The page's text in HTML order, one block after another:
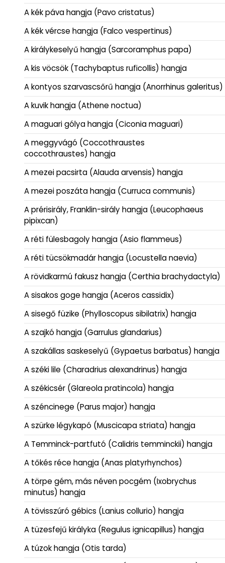
A kék páva hangja (Pavo cristatus)
A kék vércse hangja (Falco vespertinus)
A királykeselyű hangja (Sarcoramphus papa)
A kis vöcsök (Tachybaptus ruficollis) hangja
A kontyos szarvascsőrű hangja (Anorrhinus galeritus)
A kuvik hangja (Athene noctua)
A maguari gólya hangja (Ciconia maguari)
A meggyvágó (Coccothraustes
coccothraustes) hangja
A mezei pacsirta (Alauda arvensis) hangja
A mezei poszáta hangja (Curruca communis)
A prérisirály, Franklin-sirály hangja (Leucophaeus
pipixcan)
A réti fülesbagoly hangja (Asio flammeus)
A réti tücsökmadár hangja (Locustella naevia)
A rövidkarmú fakusz hangja (Certhia brachydactyla)
A sisakos goge hangja (Aceros cassidix)
A sisegő füzike (Phylloscopus sibilatrix) hangja
A szajkó hangja (Garrulus glandarius)
A szakállas saskeselyű (Gypaetus barbatus) hangja
A széki lile (Charadrius alexandrinus) hangja
A székicsér (Glareola pratincola) hangja
A széncinege (Parus major) hangja
A szürke légykapó (Muscicapa striata) hangja
A Temminck-partfutó (Calidris temminckii) hangja
A tőkés réce hangja (Anas platyrhynchos)
A törpe gém, más néven pocgém (Ixobrychus
minutus) hangja
A tövisszúró gébics (Lanius collurio) hangja
A tüzesfejű királyka (Regulus ignicapillus) hangja
A túzok hangja (Otis tarda)